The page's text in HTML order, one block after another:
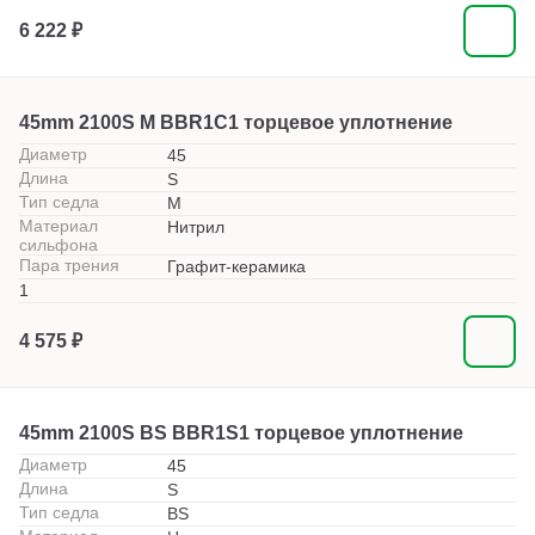
6 222 ₽
45mm 2100S M BBR1C1 торцевое уплотнение
Диаметр
45
Длина
S
Тип седла
M
Материал
сильфона
Нитрил
Пара трения
Графит-керамика
1
4 575 ₽
45mm 2100S BS BBR1S1 торцевое уплотнение
Диаметр
45
Длина
S
Тип седла
BS